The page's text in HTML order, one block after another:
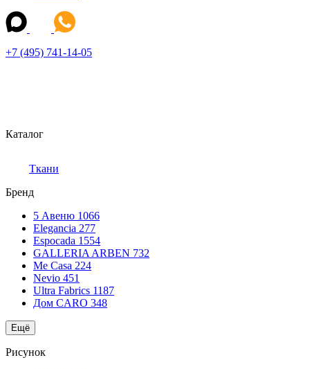
+7 (495) 741-14-05
Каталог
Ткани
Бренд
5 Авеню 1066
Elegancia 277
Espocada 1554
GALLERIA ARBEN 732
Me Casa 224
Nevio 451
Ultra Fabrics 1187
Дом CARO 348
Ещё
Рисунок